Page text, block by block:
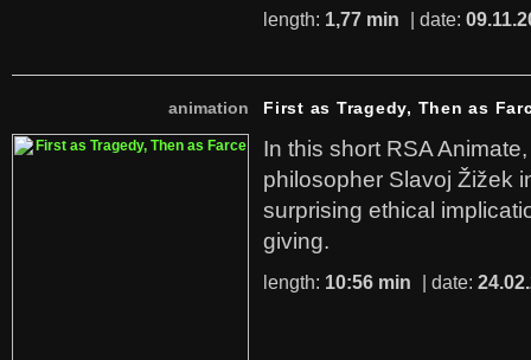
length: 1,77 min | date:
animation First as Tragedy, Then as
In this short RSA
philosopher Slavoj Žižek
surprising ethical
giving.
length: 10:56 min | date: